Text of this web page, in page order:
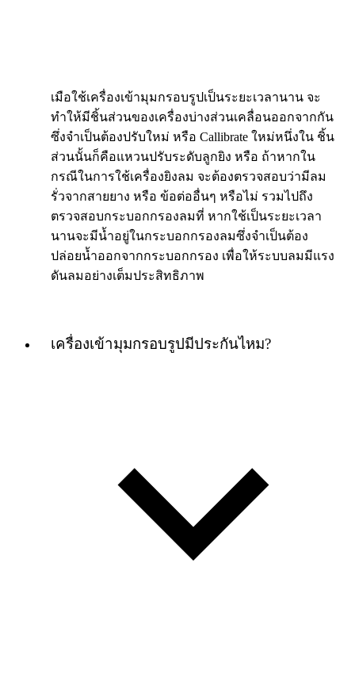
เมือใช้เครื่องเข้ามุมกรอบรูปเป็นระยะเวลานาน จะ
ทำให้มีชิ้นส่วนของเครื่องบ่างส่วนเคลื่อนออกจากกัน
ซึ่งจำเป็นต้องปรับใหม่ หรือ Callibrate ใหม่หนึ่งใน ชิ้น
ส่วนนั้นก็คือแหวนปรับระดับลูกยิง หรือ ถ้าหากใน
กรณีในการใช้เครื่องยิงลม จะต้องตรวจสอบว่ามีลม
รั่วจากสายยาง หรือ ข้อต่ออื่นๆ หรือไม่ รวมไปถึง
ตรวจสอบกระบอกกรองลมที่ หากใช้เป็นระยะเวลา
นานจะมีน้ำอยู่ในกระบอกกรองลมซึ่งจำเป็นต้อง
ปล่อยน้ำออกจากกระบอกกรอง เพื่อให้ระบบลมมีแรง
ดันลมอย่างเต็มประสิทธิภาพ
เครื่องเข้ามุมกรอบรูปมีประกันไหม?